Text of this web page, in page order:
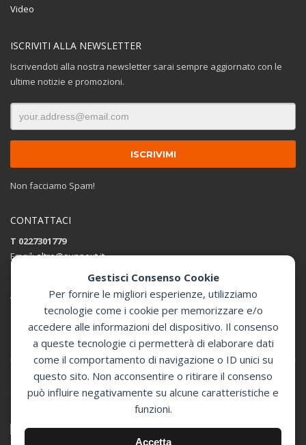
Gestisci Consenso Cookie
Per fornire le migliori esperienze, utilizziamo
tecnologie come i cookie per memorizzare e/o
accedere alle informazioni del dispositivo. Il consenso
a queste tecnologie ci permetterà di elaborare dati
come il comportamento di navigazione o ID unici su
questo sito. Non acconsentire o ritirare il consenso
può influire negativamente su alcune caratteristiche e
funzioni.
Accetta
Video
ISCRIVITI ALLA NEWSLETTER
Iscrivendoti alla nostra newsletter sarai sempre aggiornato con le
ultime notizie e promozioni.
Non facciamo Spam!
CONTATTACI
T 0227301779
Email:altro@sunnext.it
Via Perugino 44 , 20093 Cologno Monzese (MI)
Apri in Google Maps
GET SOCIAL
© 2024 Sunnext Defibrillatori -